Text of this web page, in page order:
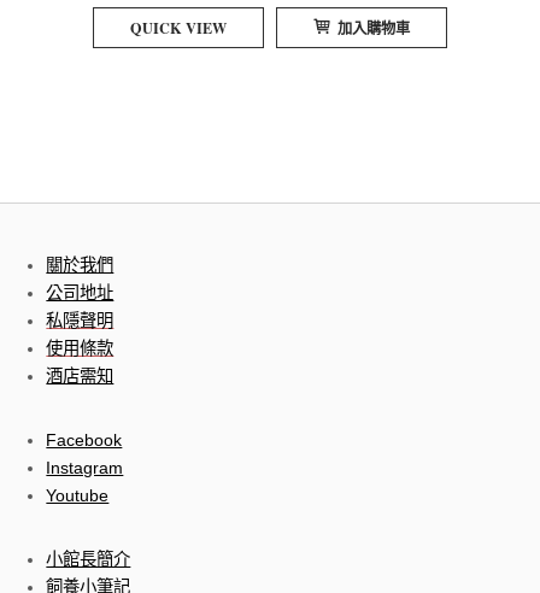
QUICK VIEW 加入購物車
關於我們
公司地址
私隱聲明
使用條款
酒店需知
Facebook
Instagram
Youtube
小館長簡介
飼養小筆記